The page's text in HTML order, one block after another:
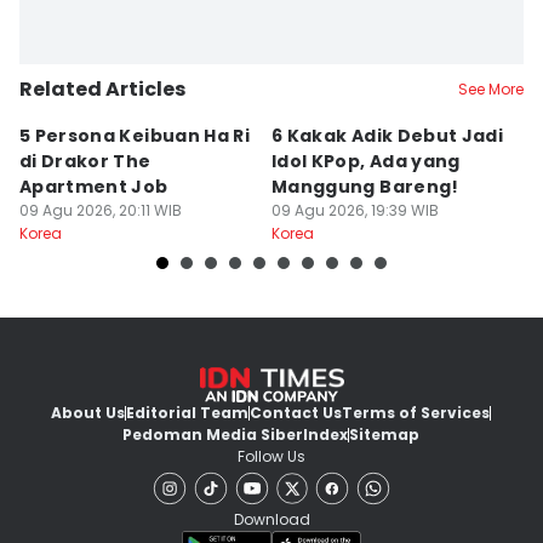
Related Articles See More
5 Persona Keibuan Ha Ri
di Drakor The
Apartment Job
09 Agu 2026, 20:11 WIB
Korea
6 Kakak Adik Debut Jadi
Idol KPop, Ada yang
Manggung Bareng!
09 Agu 2026, 19:39 WIB
Korea
About UsEditorial TeamContact UsTerms of Services
Pedoman Media SiberIndexSitemap
Follow Us
Download